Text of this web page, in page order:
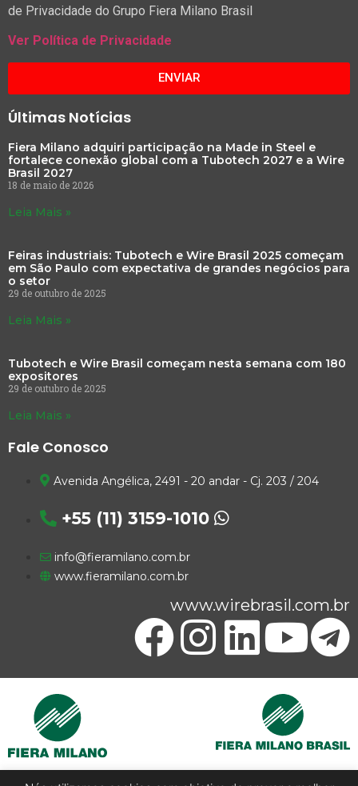
de Privacidade do Grupo Fiera Milano Brasil
Ver Política de Privacidade
ENVIAR
Últimas Notícias
Fiera Milano adquiri participação na Made in Steel e
fortalece conexão global com a Tubotech 2027 e a Wire
Brasil 2027
18 de maio de 2026
Leia Mais »
Feiras industriais: Tubotech e Wire Brasil 2025 começam
em São Paulo com expectativa de grandes negócios para
o setor
29 de outubro de 2025
Leia Mais »
Tubotech e Wire Brasil começam nesta semana com 180
expositores
29 de outubro de 2025
Leia Mais »
Fale Conosco
Avenida Angélica, 2491 - 20 andar - Cj. 203 / 204
+55 (11) 3159-1010
info@fieramilano.com.br
www.fieramilano.com.br
www.wirebrasil.com.br